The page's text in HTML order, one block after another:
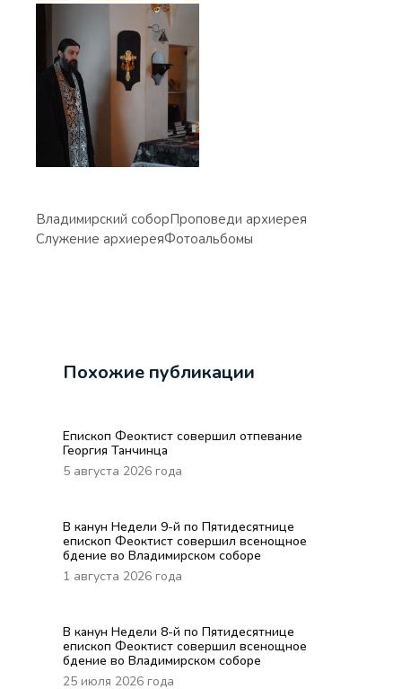
Владимирский соборПроповеди архиерея
Служение архиереяФотоальбомы
Похожие публикации
Епископ Феоктист совершил отпевание
Георгия Танчинца
5 августа 2026 года
В канун Недели 9-й по Пятидесятнице
епископ Феоктист совершил всенощное
бдение во Владимирском соборе
1 августа 2026 года
В канун Недели 8-й по Пятидесятнице
епископ Феоктист совершил всенощное
бдение во Владимирском соборе
25 июля 2026 года